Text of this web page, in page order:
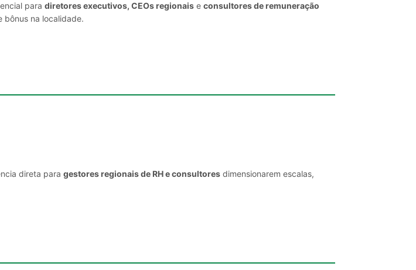
para diretores executivos, CEOs regionais e consultores de remuneração
bônus na localidade.
direta para gestores regionais de RH e consultores dimensionarem escalas,